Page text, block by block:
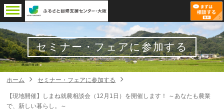
セミナー・フェアに参加する
ホーム セミナー・フェアに参加する
【現地開催】しまね就農相談会（12月1日）を開催します！ ～あなたも農業
で、新しい暮らし。～